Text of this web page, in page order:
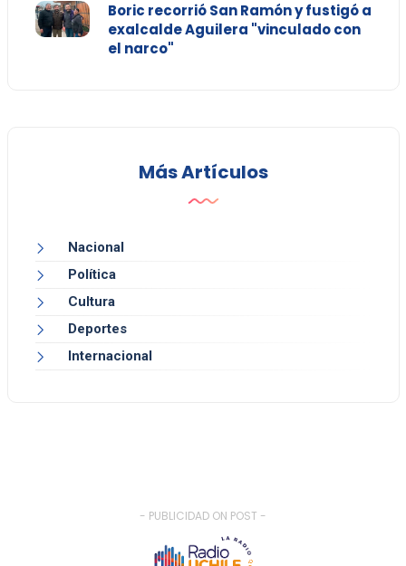
Boric recorrió San Ramón y fustigó a
exalcalde Aguilera "vinculado con
el narco"
Más Artículos
Nacional
Política
Cultura
Deportes
Internacional
- PUBLICIDAD ON POST -